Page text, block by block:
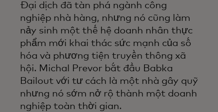
Đại dịch đã tàn phá ngành công
nghiệp nhà hàng, nhưng nó cũng làm
nảy sinh một thế hệ doanh nhân thực
phẩm mới khai thác sức mạnh của số
hóa và phương tiện truyền thông xã
hội. Michal Prevor bắt đầu Babka
Bailout với tư cách là một nhà gây quỹ
nhưng nó sớm nở rộ thành một doanh
nghiệp toàn thời gian.